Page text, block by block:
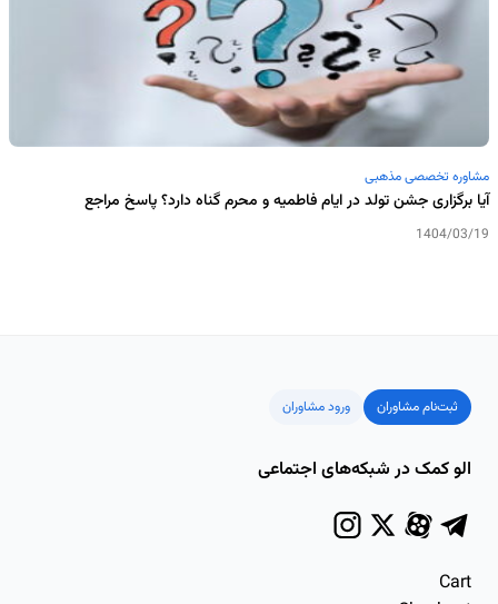
مشاوره تخصصی مذهبی
آیا برگزاری جشن تولد در ایام فاطمیه و محرم گناه دارد؟ پاسخ مراجع
1404/03/19
ثبت‌نام مشاوران ورود مشاوران
الو کمک در شبکه‌های اجتماعی
Cart